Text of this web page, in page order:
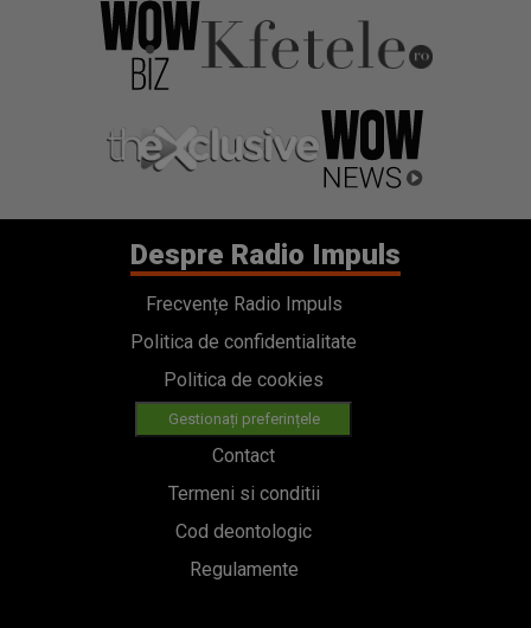
Despre Radio Impuls
Frecvențe Radio Impuls
Politica de confidentialitate
Politica de cookies
Gestionați preferințele
Contact
Termeni si conditii
Cod deontologic
Regulamente